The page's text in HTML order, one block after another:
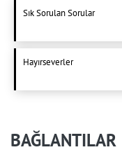
Sık Sorulan Sorular
Hayırseverler
BAĞLANTILAR